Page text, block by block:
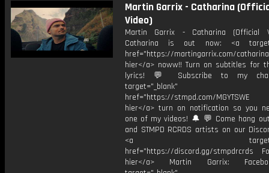
Martin Garrix - Catharina
Video)
Martin Garrix - Catharina (Official
Catharina is out now: <a
href="https://martingarrix.com/
hier</a> noww!! Turn on subtitles for
lyrics! 💬 Subscribe to my
target="_blank"
href="https://stmpd.com/MGYTSWE
hier</a> turn on notification so you
one of my videos! 🔔 💬 Come hang
and STMPD RCRDS artists on our
<a
href="https://discord.gg/stmpdrcrds
hier</a> Martin Garrix: